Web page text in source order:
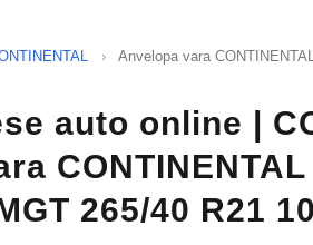
›
Anvelopa vara
auto online |
CONTINENTAL
265/40 R21